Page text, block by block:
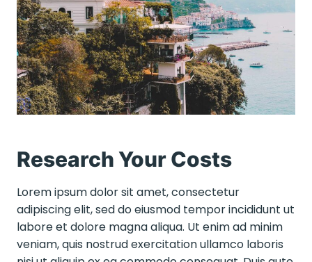
Research Your Costs
Lorem ipsum dolor sit amet, consectetur
adipiscing elit, sed do eiusmod tempor incididunt ut
labore et dolore magna aliqua. Ut enim ad minim
veniam, quis nostrud exercitation ullamco laboris